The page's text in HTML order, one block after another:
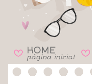
B HOME
página inicial B